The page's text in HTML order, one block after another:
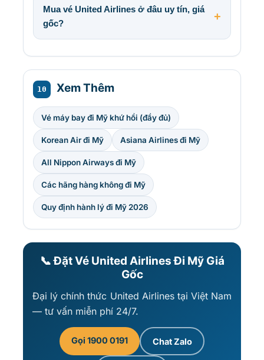
Mua vé United Airlines ở đâu uy tín, giá
gốc?
10 Xem Thêm
Vé máy bay đi Mỹ khứ hồi (đầy đủ)
Korean Air đi Mỹ Asiana Airlines đi Mỹ
All Nippon Airways đi Mỹ
Các hãng hàng không đi Mỹ
Quy định hành lý đi Mỹ 2026
📞 Đặt Vé United Airlines Đi Mỹ Giá
Gốc
Đại lý chính thức United Airlines tại Việt Nam
— tư vấn miễn phí 24/7.
Gọi 1900 0191 Chat Zalo